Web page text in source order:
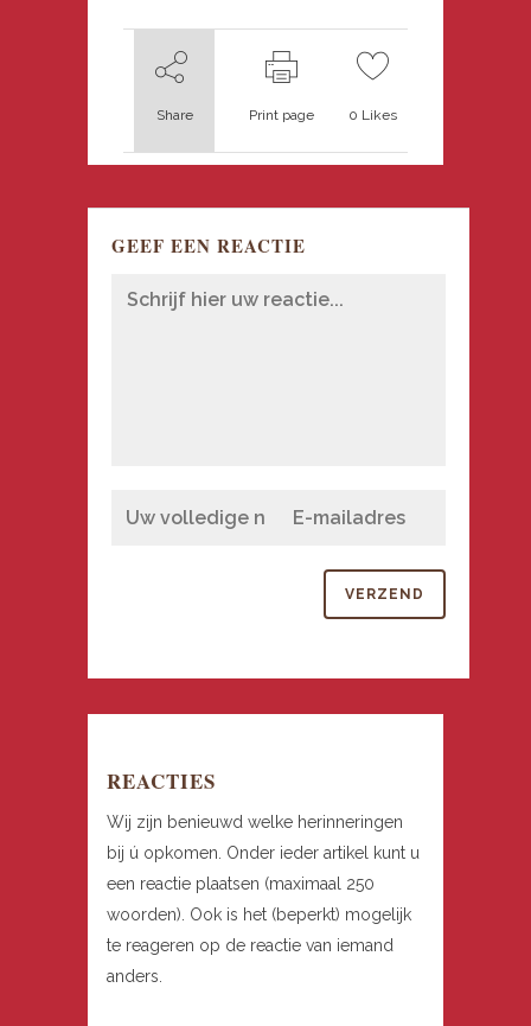
Share Print page 0 Likes
GEEF EEN REACTIE
REACTIES
Wij zijn benieuwd welke herinneringen
bij ú opkomen. Onder ieder artikel kunt u
een reactie plaatsen (maximaal 250
woorden). Ook is het (beperkt) mogelijk
te reageren op de reactie van iemand
anders.